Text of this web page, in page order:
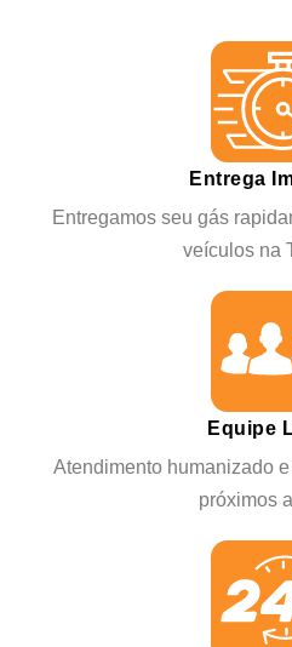
Entrega
Entregamos seu gás
veículos na
Equipe
Atendimento humanizado
próximos